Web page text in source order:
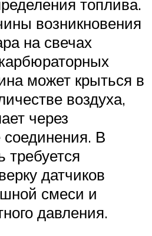
топлива.
возникновения
на свечах
может крыться в
воздуха,
через
В
требуется
датчиков
смеси и
давления.